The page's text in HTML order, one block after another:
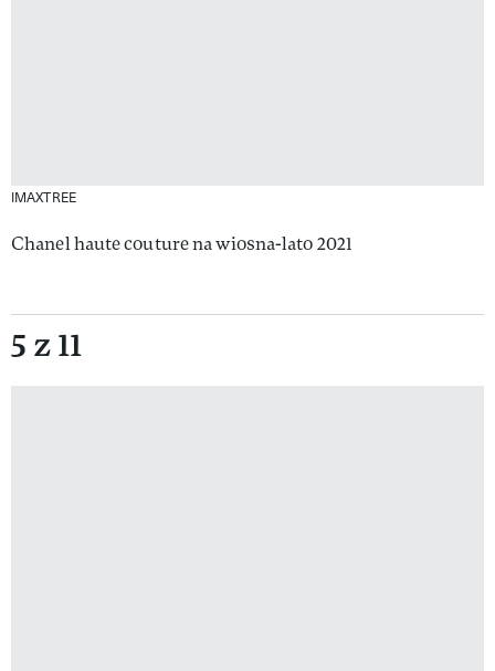
IMAXTREE
Chanel haute couture na wiosna-lato 2021
5 z 11